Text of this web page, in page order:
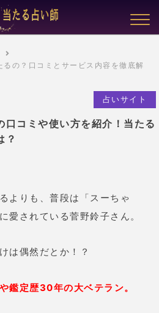
るの？口コミとサービス内容を徹底解
占いサイト
口コミや使い方を紹介！当たる
？
よりも、普段は「スーちゃ
愛されている菅野鈴子さん。
は偶然だとか！？
鑑定歴30年の大ベテラン。